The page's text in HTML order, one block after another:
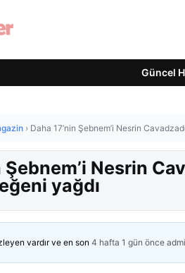
Güncel
› Daha 17’nin Şebnem’i Nesrin
Şebnem’i Nesrin
yağdı
vardır ve en son 4 hafta 1 gün önce